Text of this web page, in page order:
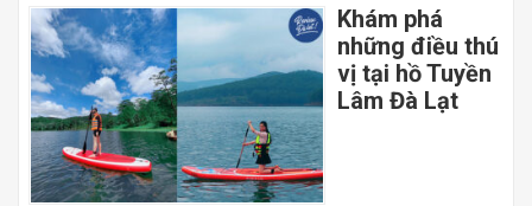
Khám phá
những điều thú
vị tại hồ Tuyền
Lâm Đà Lạt